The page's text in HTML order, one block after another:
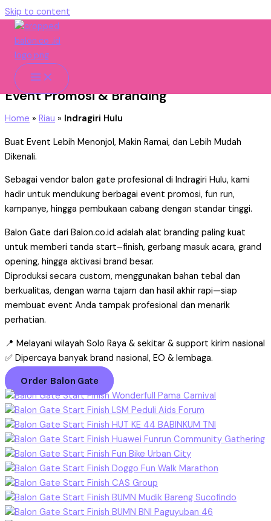
Skip to content
Indragiri Hulu
Vendor Balon Gate Indragiri Hulu Untuk
Event Promosi & Branding
Home » Riau » Indragiri Hulu
Buat Event Lebih Menonjol, Makin Ramai, dan Lebih Mudah
Dikenali.
Sebagai vendor balon gate profesional di Indragiri Hulu, kami
hadir untuk mendukung berbagai event promosi, fun run,
kampanye, hingga pembukaan cabang dengan standar tinggi.
Balon Gate dari Balon.co.id adalah alat branding paling kuat
untuk memberi tanda start–finish, gerbang masuk acara, grand
opening, hingga aktivasi brand besar.
Diproduksi secara custom, menggunakan bahan tebal dan
berkualitas, dengan warna tajam dan hasil akhir rapi—siap
membuat event Anda tampak profesional dan menarik
perhatian.
📍 Melayani wilayah Solo Raya & sekitar & support kirim nasional
✅ Dipercaya banyak brand nasional, EO & lembaga.
Order Balon Gate